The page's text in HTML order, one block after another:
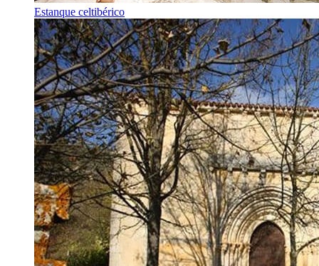
Estanque celtibérico